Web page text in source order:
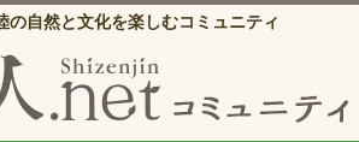
の自然と文化を楽しむコミュニティ